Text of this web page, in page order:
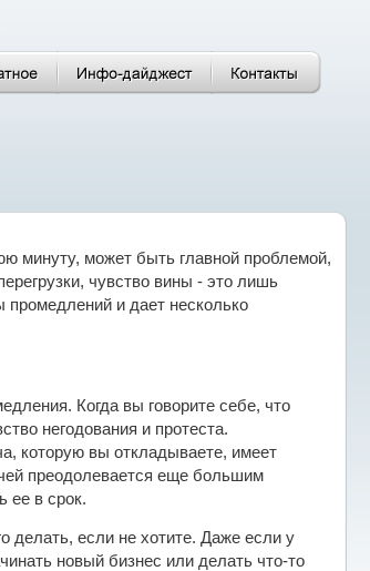
минуту, может быть главной проблемой,
чувство вины - это лишь
промедлений и дает несколько
Когда вы говорите себе, что
негодования и протеста.
которую вы откладываете, имеет
преодолевается еще большим
ее в срок.
делать, если не хотите. Даже если у
новый бизнес или делать что-то